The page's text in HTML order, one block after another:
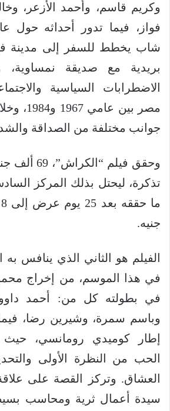
وكريم قاسم، وأحمد الأزعر،
فواز، فيما تدور أحداثه حول
شاب يخطط للسفر إلى مدينة
بريدية مع صديقة
الاضطرابات السياسية
مصر بين
جوانب مختلفة من الصداقة
تذكرة، ليحتل بذلك المركز
جنيه.
الفيلم هو الثاني الذي ينافس به
في هذا الموسم، من إخراج
في بطولته كل من: أحمد
وباسم سمرة، وشيرين رضا،
إطار كوميدي رومانسي،
الحب من النظرة الأولى
العشاق. وتركز القصة على
سيدة أعمال ثرية ومحاسب